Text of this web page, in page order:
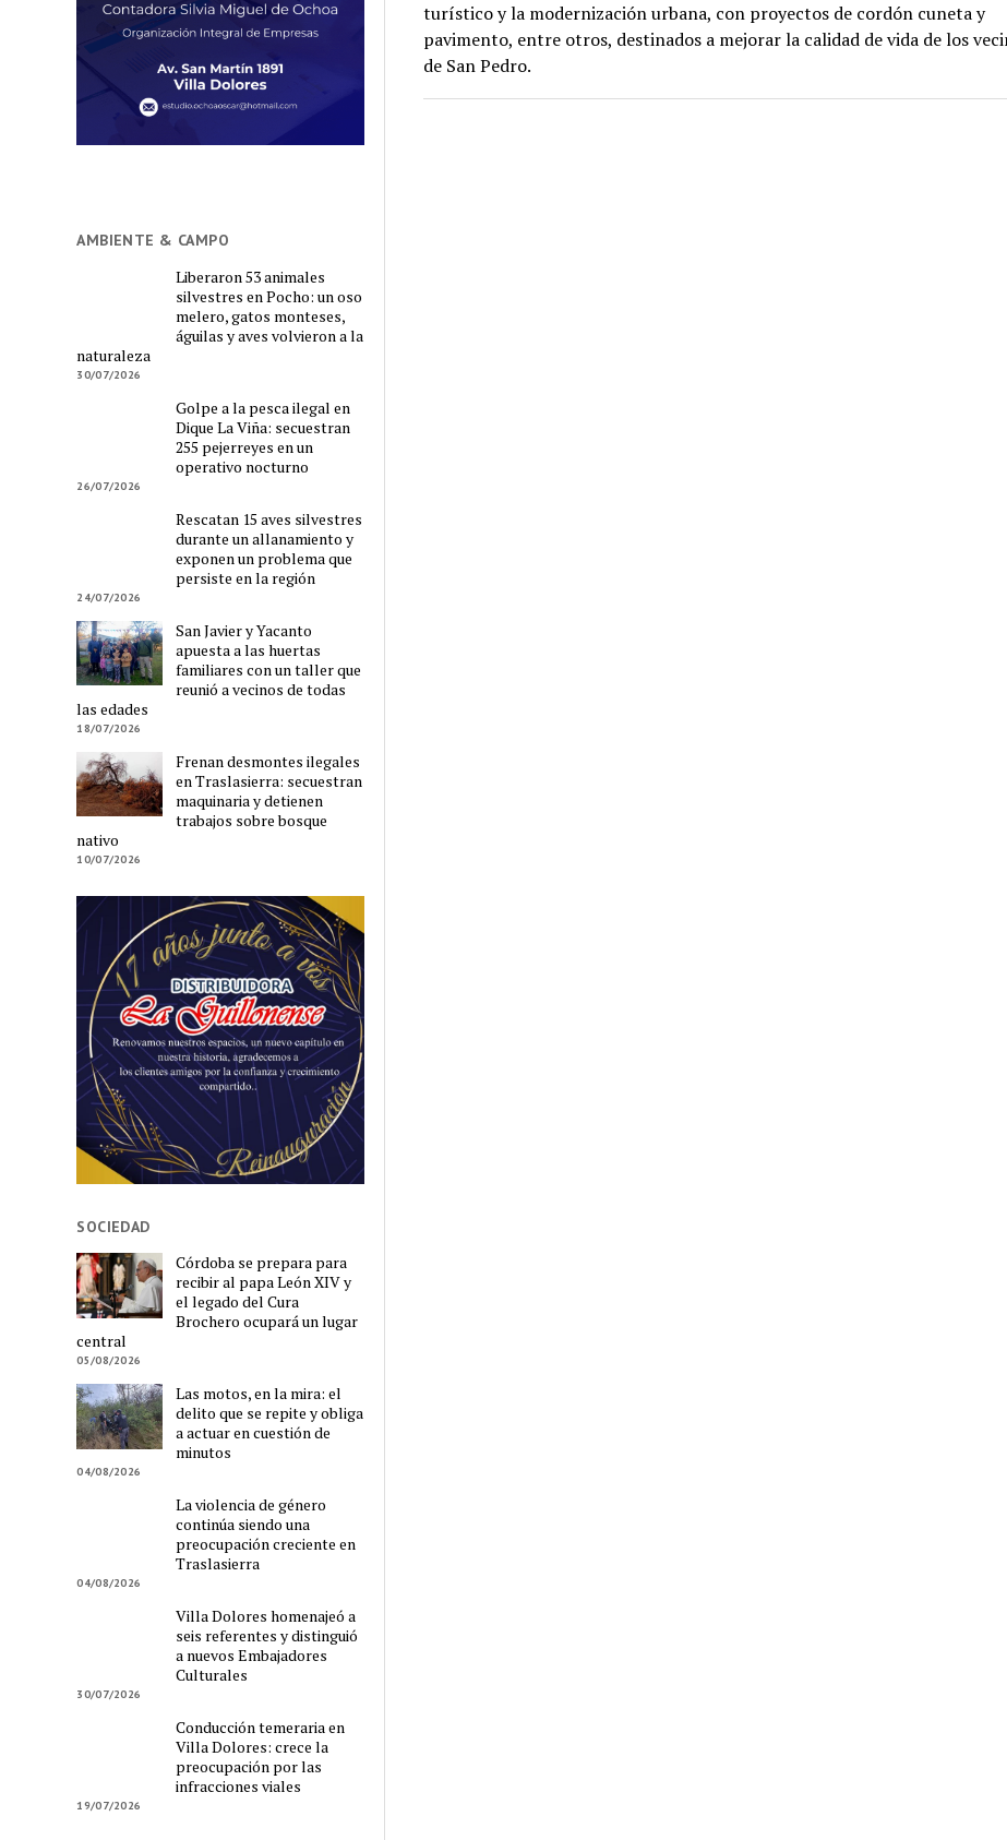
AMBIENTE & CAMPO
Liberaron 53 animales
silvestres en Pocho: un oso
melero, gatos monteses,
águilas y aves volvieron a la
naturaleza
30/07/2026
Golpe a la pesca ilegal en
Dique La Viña: secuestran
255 pejerreyes en un
operativo nocturno
26/07/2026
Rescatan 15 aves silvestres
durante un allanamiento y
exponen un problema que
persiste en la región
24/07/2026
San Javier y Yacanto
apuesta a las huertas
familiares con un taller que
reunió a vecinos de todas
las edades
18/07/2026
Frenan desmontes ilegales
en Traslasierra: secuestran
maquinaria y detienen
trabajos sobre bosque
nativo
10/07/2026
SOCIEDAD
Córdoba se prepara para
recibir al papa León XIV y
el legado del Cura
Brochero ocupará un lugar
central
05/08/2026
Las motos, en la mira: el
delito que se repite y obliga
a actuar en cuestión de
minutos
04/08/2026
La violencia de género
continúa siendo una
preocupación creciente en
Traslasierra
04/08/2026
Villa Dolores homenajeó a
seis referentes y distinguió
a nuevos Embajadores
Culturales
30/07/2026
Conducción temeraria en
Villa Dolores: crece la
preocupación por las
infracciones viales
19/07/2026
turístico y la modernización urbana, con proyectos de cordón cuneta y
pavimento, entre otros, destinados a mejorar la calidad de vida de los
de San Pedro.